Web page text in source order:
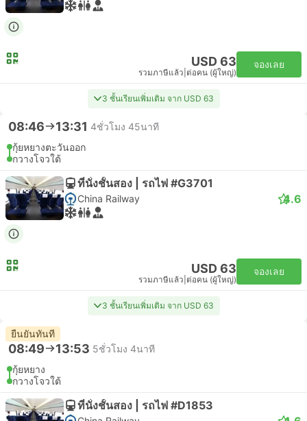
USD 63
รวมภาษีแล้ว ต่อคน (ผู้ใหญ่)
จองเลย
3 ชั้นเรียนเพิ่มเติม จาก USD 63
08:46 13:31 4ชั่วโมง 45นาที
กุ้ยหยางตะวันออก
กวางโจวใต้
ที่นั่งชั้นสอง | รถไฟ #G3701
China Railway 4.6
USD 63
รวมภาษีแล้ว ต่อคน (ผู้ใหญ่)
จองเลย
3 ชั้นเรียนเพิ่มเติม จาก USD 63
ยืนยันทันที
08:49 13:53 5ชั่วโมง 4นาที
กุ้ยหยาง
กวางโจวใต้
ที่นั่งชั้นสอง | รถไฟ #D1853